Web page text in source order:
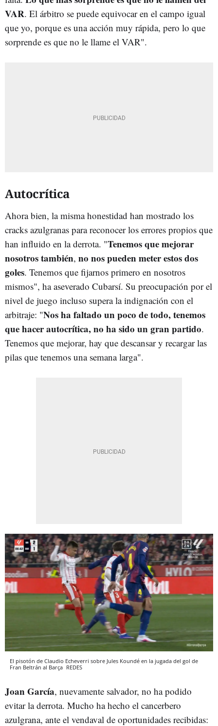
VAR. El árbitro se puede equivocar en el campo igual
que yo, porque es una acción muy rápida, pero lo que
sorprende es que no le llame el VAR".
Autocrítica
Ahora bien, la misma honestidad han mostrado los
cracks azulgranas para reconocer los errores propios que
han influido en la derrota. "Tenemos que mejorar
nosotros también, no nos pueden meter estos dos
goles. Tenemos que fijarnos primero en nosotros
mismos", ha aseverado Cubarsí. Su preocupación por el
nivel de juego incluso supera la indignación con el
arbitraje: "Nos ha faltado un poco de todo, tenemos
que hacer autocrítica, no ha sido un gran partido.
Tenemos que mejorar, hay que descansar y recargar las
pilas que tenemos una semana larga".
El pisotón de Claudio Echeverri sobre Jules Koundé en la jugada del gol de
Fran Beltrán al Barça REDES
Joan García, nuevamente salvador, no ha podido
evitar la derrota. Mucho ha hecho el cancerbero
azulgrana, ante el vendaval de oportunidades recibidas: